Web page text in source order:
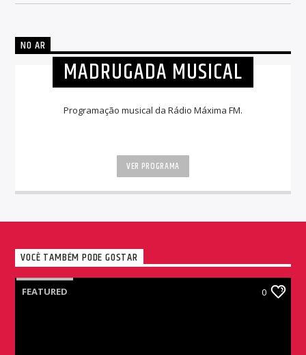
NO AR
MADRUGADA MUSICAL
Programação musical da Rádio Máxima FM.
VER PROGRAMA
VOCÊ TAMBÉM PODE GOSTAR
FEATURED 0